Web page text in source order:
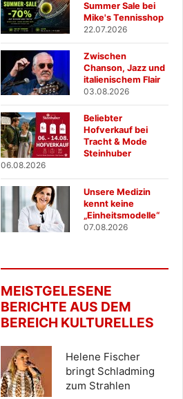
Summer Sale bei
Mike's Tennisshop
22.07.2026
Zwischen
Chanson, Jazz und
italienischem Flair
03.08.2026
Beliebter
Hofverkauf bei
Tracht & Mode
Steinhuber
06.08.2026
Unsere Medizin
kennt keine
„Einheitsmodelle“
07.08.2026
MEISTGELESENE
BERICHTE AUS DEM
BEREICH KULTURELLES
Helene Fischer
bringt Schladming
zum Strahlen